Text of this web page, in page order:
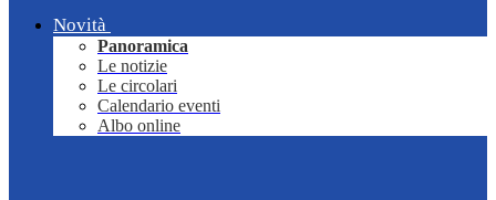
Novità
Panoramica
Le notizie
Le circolari
Calendario eventi
Albo online